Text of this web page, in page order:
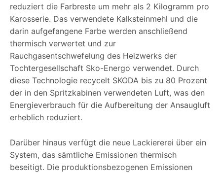
reduziert die Farbreste um mehr als 2 Kilogramm pro
Karosserie. Das verwendete Kalksteinmehl und die
darin aufgefangene Farbe werden anschließend
thermisch verwertet und zur
Rauchgasentschwefelung des Heizwerks der
Tochtergesellschaft Sko-Energo verwendet. Durch
diese Technologie recycelt SKODA bis zu 80 Prozent
der in den Spritzkabinen verwendeten Luft, was den
Energieverbrauch für die Aufbereitung der Ansaugluft
erheblich reduziert.
Darüber hinaus verfügt die neue Lackiererei über ein
System, das sämtliche Emissionen thermisch
beseitigt. Die produktionsbezogenen Emissionen